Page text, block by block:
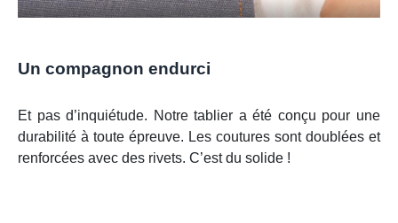
Un compagnon endurci
Et pas d’inquiétude. Notre tablier a été conçu pour une
durabilité à toute épreuve. Les coutures sont doublées et
renforcées avec des rivets. C’est du solide !